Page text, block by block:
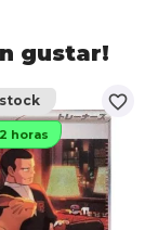
gustar!
favorite_border
horas